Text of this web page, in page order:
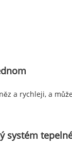
a rychleji, a
systém